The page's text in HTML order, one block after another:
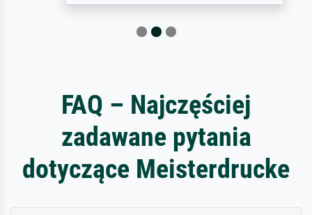
FAQ – Najczęściej
zadawane pytania
dotyczące Meisterdrucke